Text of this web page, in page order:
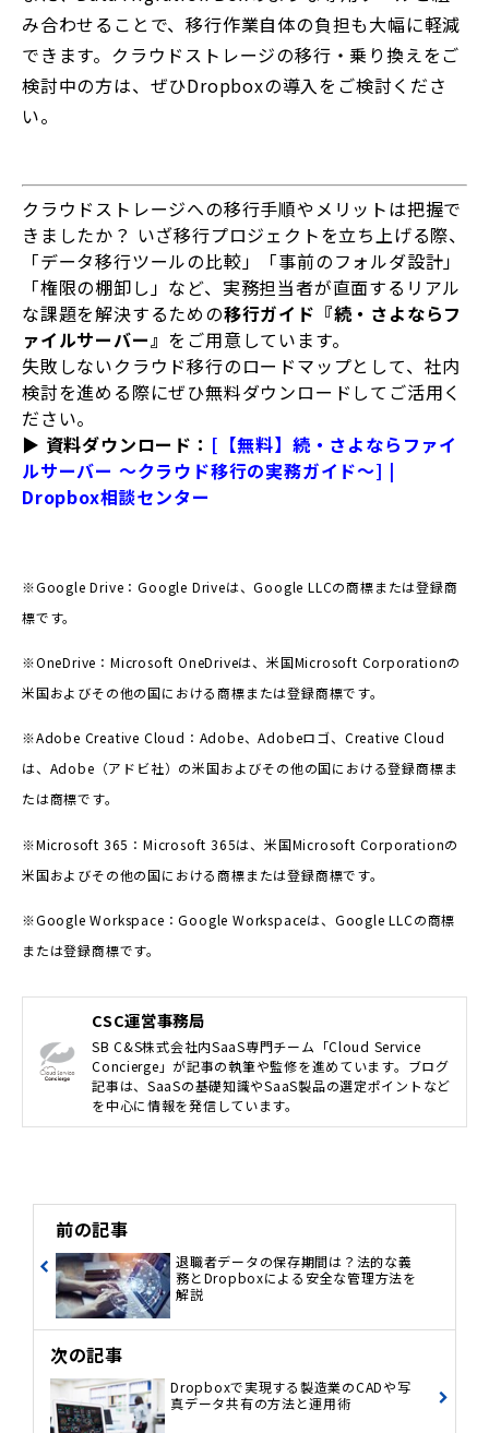
み合わせることで、移行作業自体の負担も大幅に軽減
できます。クラウドストレージの移行・乗り換えをご
検討中の方は、ぜひDropboxの導入をご検討くださ
い。
クラウドストレージへの移行手順やメリットは把握で
きましたか？ いざ移行プロジェクトを立ち上げる際、
「データ移行ツールの比較」「事前のフォルダ設計」
「権限の棚卸し」など、実務担当者が直面するリアル
な課題を解決するための移行ガイド『続・さよならフ
ァイルサーバー』 をご用意しています。
失敗しないクラウド移行のロードマップとして、社内
検討を進める際にぜひ無料ダウンロードしてご活用く
ださい。
▶ 資料ダウンロード： [【無料】続・さよならファイ
ルサーバー ～クラウド移行の実務ガイド～] |
Dropbox相談センター
※Google Drive：Google Driveは、Google LLCの商標または登録商
標です。
※OneDrive：Microsoft OneDriveは、米国Microsoft Corporationの
米国およびその他の国における商標または登録商標です。
※Adobe Creative Cloud：Adobe、Adobeロゴ、Creative Cloud
は、Adobe（アドビ社）の米国およびその他の国における登録商標ま
たは商標です。
※Microsoft 365：Microsoft 365は、米国Microsoft Corporationの
米国およびその他の国における商標または登録商標です。
※Google Workspace：Google Workspaceは、Google LLCの商標
または登録商標です。
CSC運営事務局
SB C&S株式会社内SaaS専門チーム「Cloud Service
Concierge」が記事の執筆や監修を進めています。ブログ
記事は、SaaSの基礎知識やSaaS製品の選定ポイントなど
を中心に情報を発信しています。
前の記事
退職者データの保存期間は？法的な義
務とDropboxによる安全な管理方法を
解説
次の記事
Dropboxで実現する製造業のCADや写
真データ共有の方法と運用術